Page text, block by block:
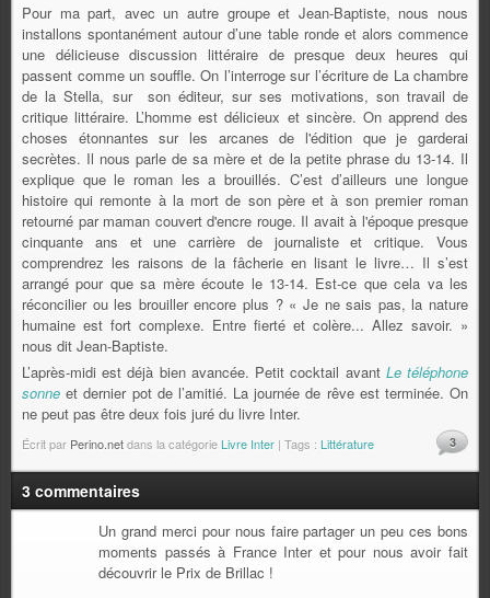
Pour ma part, avec un autre groupe et Jean-Baptiste, nous nous
installons spontanément autour d’une table ronde et alors commence
une délicieuse discussion littéraire de presque deux heures qui
passent comme un souffle. On l’interroge sur l’écriture de La chambre
de la Stella, sur son éditeur, sur ses motivations, son travail de
critique littéraire. L’homme est délicieux et sincère. On apprend des
choses étonnantes sur les arcanes de l'édition que je garderai
secrètes. Il nous parle de sa mère et de la petite phrase du 13-14. Il
explique que le roman les a brouillés. C’est d’ailleurs une longue
histoire qui remonte à la mort de son père et à son premier roman
retourné par maman couvert d'encre rouge. Il avait à l'époque presque
cinquante ans et une carrière de journaliste et critique. Vous
comprendrez les raisons de la fâcherie en lisant le livre… Il s’est
arrangé pour que sa mère écoute le 13-14. Est-ce que cela va les
réconcilier ou les brouiller encore plus ? « Je ne sais pas, la nature
humaine est fort complexe. Entre fierté et colère... Allez savoir. »
nous dit Jean-Baptiste.
L’après-midi est déjà bien avancée. Petit cocktail avant Le téléphone
sonne et dernier pot de l’amitié. La journée de rêve est terminée. On
ne peut pas être deux fois juré du livre Inter.
Écrit par Perino.netdans la catégorie Livre Inter | Tags : Littérature 3
3 commentaires
Un grand merci pour nous faire partager un peu ces bons
moments passés à France Inter et pour nous avoir fait
découvrir le Prix de Brillac !